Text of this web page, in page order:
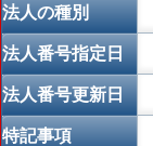
法人の種別
法人番号指定日
法人番号更新日
特記事項